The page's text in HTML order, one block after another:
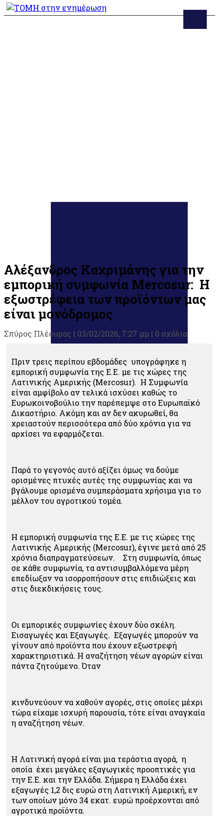
Αλέξανδρος Καχριμάνης για την
εμπορική συμφωνία Mercosur: Η
εξωστρέφεια των προϊόντων μας
είναι μονόδρομος
Σπύρος Πλέουρας | 03/02/2026, 7:27 μμ | 0 σχόλια
Πριν τρεις περίπου εβδομάδες υπογράφηκε η
εμπορική συμφωνία της Ε.Ε. με τις χώρες της
Λατινικής Αμερικής (Mercosur). H Συμφωνία
είναι αμφίβολο αν τελικά ισχύσει καθώς το
Ευρωκοινοβούλιο την παρέπεμψε στο Ευρωπαϊκό
Δικαστήριο. Ακόμη και αν δεν ακυρωθεί, θα
χρειαστούν περισσότερα από δύο χρόνια για να
αρχίσει να εφαρμόζεται.
Παρά το γεγονός αυτό αξίζει όμως να δούμε
ορισμένες πτυχές αυτές της συμφωνίας και να
βγάλουμε ορισμένα συμπεράσματα χρήσιμα για το
μέλλον του αγροτικού τομέα.
Η εμπορική συμφωνία της Ε.Ε. με τις χώρες της
Λατινικής Αμερικής (Mercosur), έγινε μετά από 25
χρόνια διαπραγματεύσεων. Στη συμφωνία, όπως
σε κάθε συμφωνία, τα αντισυμβαλλόμενα μέρη
επεδίωξαν να ισορροπήσουν στις επιδιώξεις και
στις διεκδικήσεις τους.
Οι εμπορικές συμφωνίες έχουν δύο σκέλη.
Εισαγωγές και Εξαγωγές. Εξαγωγές μπορούν να
γίνουν από προϊόντα που έχουν εξωστρεφή
χαρακτηριστικά. Η αναζήτηση νέων αγορών είναι
πάντα ζητούμενο. Όταν
κινδυνεύουν να χαθούν αγορές, στις οποίες μέχρι
τώρα είχαμε ισχυρή παρουσία, τότε είναι αναγκαία
η αναζήτηση νέων.
Η Λατινική αγορά είναι μια τεράστια αγορά, η
οποία έχει μεγάλες εξαγωγικές προοπτικές για
την Ε.Ε. και την Ελλάδα. Σήμερα η Ελλάδα έχει
εξαγωγές 1,2 δις ευρώ στη Λατινική Αμερική, εν
των οποίων μόνο 34 εκατ. ευρώ προέρχονται από
αγροτικά προϊόντα.